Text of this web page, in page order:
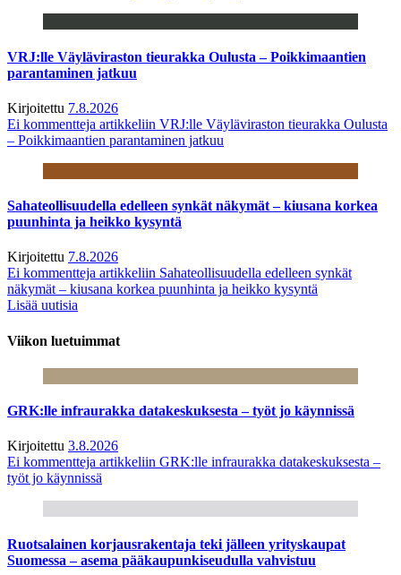
VRJ:lle Väyläviraston tieurakka Oulusta – Poikkimaantien
parantaminen jatkuu
Kirjoitettu 7.8.2026
Ei kommentteja artikkeliin VRJ:lle Väyläviraston tieurakka Oulusta
– Poikkimaantien parantaminen jatkuu
Sahateollisuudella edelleen synkät näkymät – kiusana korkea
puunhinta ja heikko kysyntä
Kirjoitettu 7.8.2026
Ei kommentteja artikkeliin Sahateollisuudella edelleen synkät
näkymät – kiusana korkea puunhinta ja heikko kysyntä
Lisää uutisia
Viikon luetuimmat
GRK:lle infraurakka datakeskuksesta – työt jo käynnissä
Kirjoitettu 3.8.2026
Ei kommentteja artikkeliin GRK:lle infraurakka datakeskuksesta –
työt jo käynnissä
Ruotsalainen korjausrakentaja teki jälleen yrityskaupat
Suomessa – asema pääkaupunkiseudulla vahvistuu